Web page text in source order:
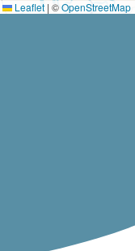
Leaflet | ©OpenStreetMap